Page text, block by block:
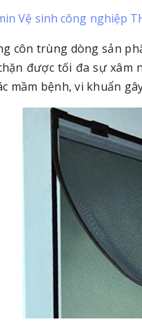
Vệ sinh công nghiệp
côn trùng dòng sản
được tối đa sự xâm
mầm bệnh, vi khuẩn